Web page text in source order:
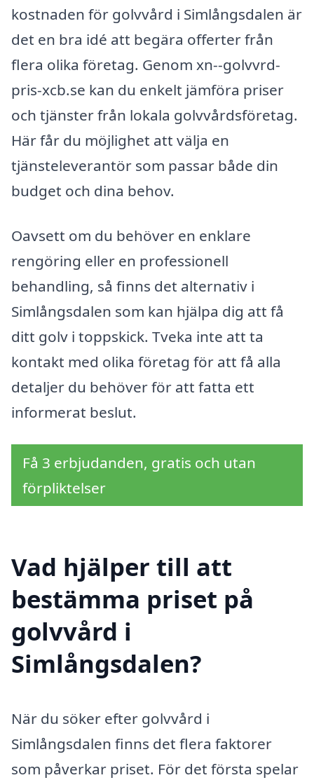
kostnaden för golvvård i Simlångsdalen är
det en bra idé att begära offerter från
flera olika företag. Genom xn--golvvrd-
pris-xcb.se kan du enkelt jämföra priser
och tjänster från lokala golvvårdsföretag.
Här får du möjlighet att välja en
tjänsteleverantör som passar både din
budget och dina behov.
Oavsett om du behöver en enklare
rengöring eller en professionell
behandling, så finns det alternativ i
Simlångsdalen som kan hjälpa dig att få
ditt golv i toppskick. Tveka inte att ta
kontakt med olika företag för att få alla
detaljer du behöver för att fatta ett
informerat beslut.
Få 3 erbjudanden, gratis och utan
förpliktelser
Vad hjälper till att
bestämma priset på
golvvård i
Simlångsdalen?
När du söker efter golvvård i
Simlångsdalen finns det flera faktorer
som påverkar priset. För det första spelar